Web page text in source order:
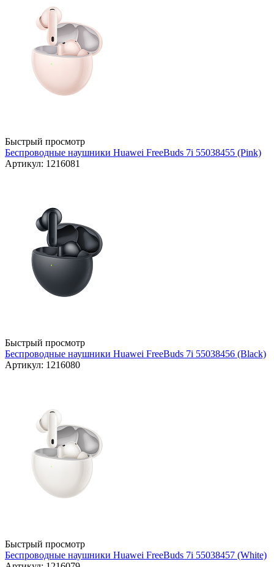
Быстрый просмотр
Беспроводные наушники Huawei FreeBuds 7i 55038455 (Pink)
Артикул: 1216081
Быстрый просмотр
Беспроводные наушники Huawei FreeBuds 7i 55038456 (Black)
Артикул: 1216080
Быстрый просмотр
Беспроводные наушники Huawei FreeBuds 7i 55038457 (White)